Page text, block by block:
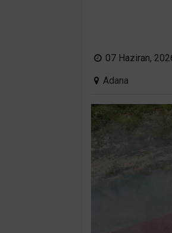
07 Haziran,
Adana